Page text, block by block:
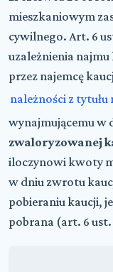
mieszkaniowym
cywilnego. Art. 6
uzależnienia
przez najemcę
należności z tytułu
wynajmującemu
zwaloryzowanej
iloczynowi kwoty
w dniu zwrotu
pobieraniu kaucji,
pobrana (art. 6